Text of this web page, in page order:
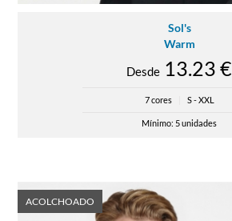
Sol's
Warm
Desde 13.23 €
7 cores S - XXL
Mínimo: 5 unidades
ACOLCHOADO